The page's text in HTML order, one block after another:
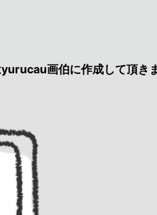
に作成して頂きました【